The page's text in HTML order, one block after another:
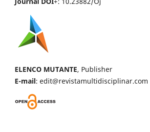
ELENCO MUTANTE, Publisher
E-mail: edit@revistamultidisciplinar.com